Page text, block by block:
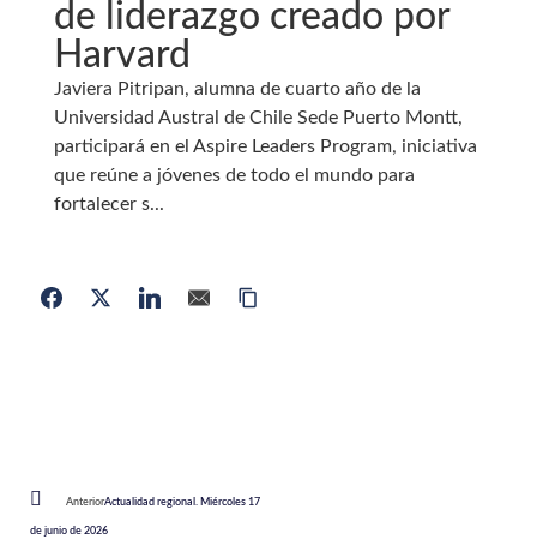
de liderazgo creado por
Harvard
Javiera Pitripan, alumna de cuarto año de la
Universidad Austral de Chile Sede Puerto Montt,
participará en el Aspire Leaders Program, iniciativa
que reúne a jóvenes de todo el mundo para
fortalecer s...
AnteriorActualidad regional. Miércoles 17
de junio de 2026